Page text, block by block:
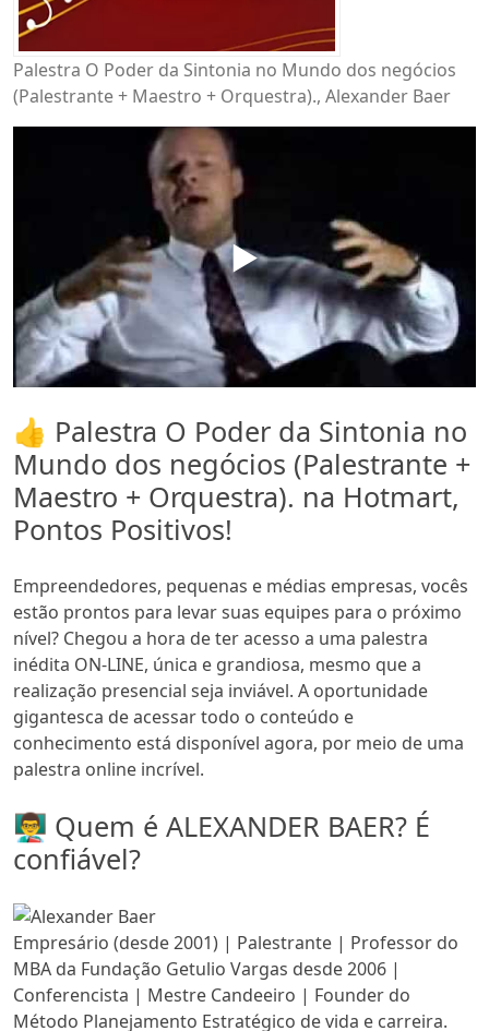
Palestra O Poder da Sintonia no Mundo dos negócios
(Palestrante + Maestro + Orquestra)., Alexander Baer
▶️
👍 Palestra O Poder da Sintonia no
Mundo dos negócios (Palestrante +
Maestro + Orquestra). na Hotmart,
Pontos Positivos!
Empreendedores, pequenas e médias empresas, vocês
estão prontos para levar suas equipes para o próximo
nível? Chegou a hora de ter acesso a uma palestra
inédita ON-LINE, única e grandiosa, mesmo que a
realização presencial seja inviável. A oportunidade
gigantesca de acessar todo o conteúdo e
conhecimento está disponível agora, por meio de uma
palestra online incrível.
👨‍🏫 Quem é ALEXANDER BAER? É
confiável?
Empresário (desde 2001) | Palestrante | Professor do
MBA da Fundação Getulio Vargas desde 2006 |
Conferencista | Mestre Candeeiro | Founder do
Método Planejamento Estratégico de vida e carreira.